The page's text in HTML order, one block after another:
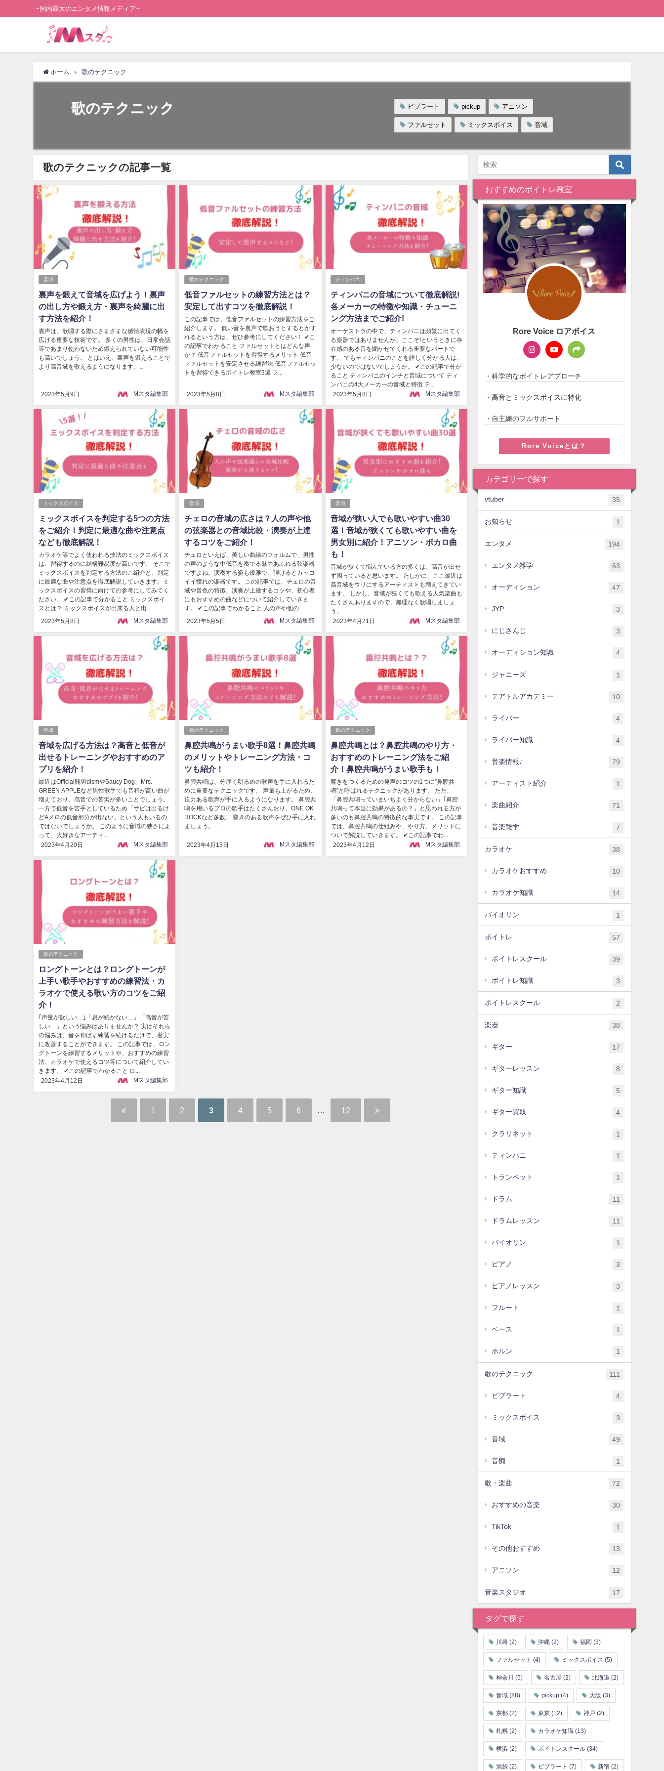
~国内最大のエンタメ情報メディア~
ホーム 歌のテクニック
歌のテクニック ビブラート pickup アニソン
ファルセット ミックスボイス 音域
歌のテクニックの記事一覧
音域
裏声を鍛えて音域を広げよう！裏声
の出し方や鍛え方・裏声を綺麗に出
す方法を紹介！
裏声は、歌唱する際にさまざまな感情表現の幅を
広げる重要な技術です。 多くの男性は、日常会話
等であまり使わないため鍛えられていない可能性
も高いでしょう。 とはいえ、裏声を鍛えることで
より高音域を歌えるようになります。...
2023年5月9日 Mスタ編集部
歌のテクニック
低音ファルセットの練習方法とは？
安定して出すコツを徹底解説！
この記事では、低音ファルセットの練習方法をご
紹介します。 低い音を裏声で歌おうとするとかす
れるという方は、ぜひ参考にしてください！ ✔こ
の記事でわかること ファルセットとはどんな声
か？ 低音ファルセットを習得するメリット 低音
ファルセットを安定させる練習法 低音ファルセッ
トを習得できるボイトレ教室3選 フ...
2023年5月8日 Mスタ編集部
ティンパニ
ティンパニの音域について徹底解説!
各メーカーの特徴や知識・チューニ
ング方法までご紹介!
オーケストラの中で、ティンパニは頻繁に出てく
る楽器ではありませんが、ここぞ!というときに存
在感のある音を聞かせてくれる重要なパートで
す。 でもティンパニのことを詳しく分かる人は、
少ないのではないでしょうか。 ✔この記事で分か
ること ティンパニのインチと音域について ティ
ンパニの4大メーカーの音域と特徴 テ...
2023年5月8日
Mスタ編集部
ミックスボイス
ミックスボイスを判定する5つの方法
をご紹介！判定に最適な曲や注意点
なども徹底解説！
カラオケ等でよく使われる技法のミックスボイス
は、習得するのに結構難易度が高いです。 そこで
ミックスボイスを判定する方法のご紹介と、判定
に最適な曲や注意点を徹底解説していきます。ミ
ックスボイスの習得に向けての参考にしてみてく
ださい。 ✔この記事で分かること ミックスボイ
スとは？ ミックスボイスが出来る人と出...
2023年5月8日 Mスタ編集部
音域
チェロの音域の広さは？人の声や他
の弦楽器との音域比較・演奏が上達
するコツをご紹介！
チェロといえば、美しい曲線のフォルムで、男性
の声のような中低音を奏でる魅力あふれる弦楽器
ですよね。演奏する姿も優雅で、弾けるとカッコ
イイ憧れの楽器です。 この記事では、チェロの音
域や音色の特徴、演奏が上達するコツや、初心者
にもおすすめの曲などについて紹介していきま
す。 ✔この記事でわかること 人の声や他の...
2023年5月5日 Mスタ編集部
音域
音域が狭い人でも歌いやすい曲30
選！音域が狭くても歌いやすい曲を
男女別に紹介！アニソン・ボカロ曲
も！
音域が狭くて悩んでいる方の多くは、高音が出せ
ず困っていると思います。 たしかに、ここ最近は
高音域をウリにするアーティストも増えてきてい
ます。 しかし、音域が狭くても歌える人気楽曲も
たくさんありますので、無理なく歌唱しましょ
う。...
2023年4月21日
Mスタ編集部
音域
音域を広げる方法は？高音と低音が
出せるトレーニングやおすすめのア
プリを紹介！
最近はOfficial髭男dismやSaucy Dog、Mrs.
GREEN APPLEなど男性歌手でも音程が高い曲が
増えており、高音での苦労が多いことでしょう。
一方で低音を苦手としているため「サビは出るけ
どAメロの低音部分が出ない」という人もいるの
ではないでしょうか。 このように音域の狭さによ
って、大好きなアーティ...
2023年4月20日
Mスタ編集部
歌のテクニック
鼻腔共鳴がうまい歌手8選！鼻腔共鳴
のメリットやトレーニング方法・コ
ツも紹介！
鼻腔共鳴は、分厚く明るめの歌声を手に入れるた
めに重要なテクニックです。 声量も上がるため、
迫力ある歌声が手に入るようになります。 鼻腔共
鳴を用いるプロの歌手はたくさんおり、ONE OK
ROCKなど多数。 響きのある歌声をぜひ手に入れ
ましょう。...
2023年4月13日 Mスタ編集部
歌のテクニック
鼻腔共鳴とは？鼻腔共鳴のやり方・
おすすめのトレーニング法をご紹
介！鼻腔共鳴がうまい歌手も！
響きをつくるための発声のコツの1つに”鼻腔共
鳴”と呼ばれるテクニックがあります。 ただ、
「鼻腔共鳴っていまいちよく分からない」｢鼻腔
共鳴って本当に効果があるの？」と思われる方が
多いのも鼻腔共鳴の特徴的な事実です。 この記事
では、鼻腔共鳴の仕組みや、やり方、メリットに
ついて解説していきます。 ✔この記事でわ...
2023年4月12日
Mスタ編集部
歌のテクニック
ロングトーンとは？ロングトーンが
上手い歌手やおすすめの練習法・カ
ラオケで使える歌い方のコツをご紹
介！
｢声量が欲しい…｣「息が続かない…」「高音が苦
しい…」という悩みはありませんか？ 実はそれら
の悩みは、音を伸ばす練習を続けるだけで、着実
に改善することができます。 この記事では、ロン
グトーンを練習するメリットや、おすすめの練習
法、カラオケで使えるコツ等について紹介してい
きます。 ✔この記事でわかること ロ...
2023年4月12日
Mスタ編集部
1 2 3 4 5 6 12
おすすめのボイトレ教室
Rore Voice ロアボイス
・科学的なボイトレアプローチ
・高音とミックスボイスに特化
・自主練のフルサポート
Rore Voiceとは？
カテゴリーで探す
vtuber 35
お知らせ 1
エンタメ 194
エンタメ雑学 63
オーディション 47
JYP 3
にじさんじ 3
オーディション知識 4
ジャニーズ 1
テアトルアカデミー 10
ライバー 4
ライバー知識 4
音楽情報♪ 79
アーティスト紹介 1
楽曲紹介 71
音楽雑学 7
カラオケ 38
カラオケおすすめ 10
カラオケ知識 14
バイオリン 1
ボイトレ 57
ボイトレスクール 39
ボイトレ知識 3
ボイトレスクール 2
楽器 38
ギター 17
ギターレッスン 8
ギター知識 5
ギター買取 4
クラリネット 1
ティンパニ 1
トランペット 1
ドラム 11
ドラムレッスン 11
バイオリン 1
ピアノ 3
ピアノレッスン 3
フルート 1
ベース 1
ホルン 1
歌のテクニック 111
ビブラート 4
ミックスボイス 3
音域 49
音痴 1
歌・楽曲 72
おすすめの音楽 30
TikTok 1
その他おすすめ 13
アニソン 12
音楽スタジオ 17
タグで探す
川崎(2) 沖縄 (2) 福岡 (3)
ファルセット (4) ミックスボイス (5)
神奈川 (5) 名古屋 (2) 北海道 (2)
音域(88) pickup(4) 大阪 (3)
京都(2) 東京(12) 神戸 (2)
札幌(2) カラオケ知識 (13)
横浜(2) ボイトレスクール(34)
池袋(2) ビブラート (7) 新宿(2)